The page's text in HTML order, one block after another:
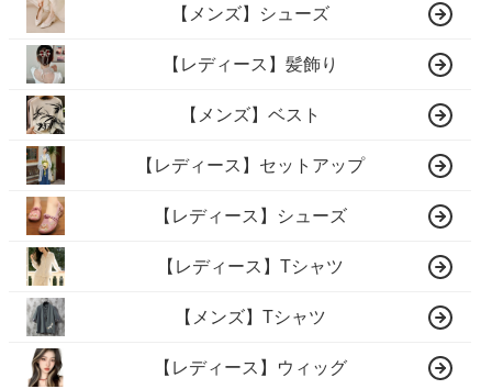
【メンズ】シューズ
【レディース】髪飾り
【メンズ】ベスト
【レディース】セットアップ
【レディース】シューズ
【レディース】Tシャツ
【メンズ】Tシャツ
【レディース】ウィッグ